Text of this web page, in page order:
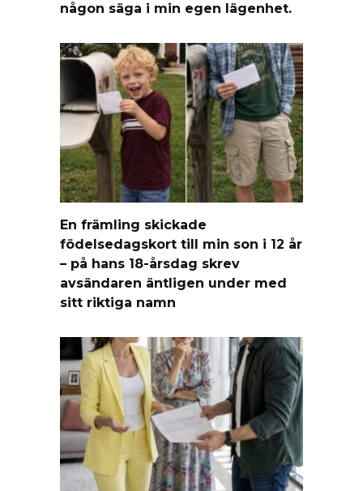
någon säga i min egen lägenhet.
En främling skickade
födelsedagskort till min son i 12 år
– på hans 18-årsdag skrev
avsändaren äntligen under med
sitt riktiga namn